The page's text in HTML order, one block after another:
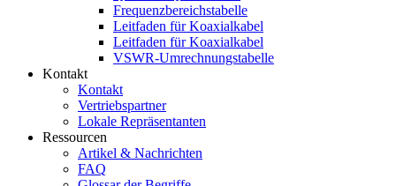
Frequenzbereichstabelle
Leitfaden für Koaxialkabel
Leitfaden für Koaxialkabel
VSWR-Umrechnungstabelle
Kontakt
Kontakt
Vertriebspartner
Lokale Repräsentanten
Ressourcen
Artikel & Nachrichten
FAQ